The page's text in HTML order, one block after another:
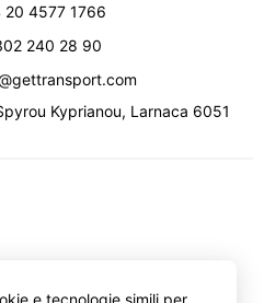
20 4577 1766
240 28 90
Kyprianou, Larnaca 6051
e tecnologie simili per